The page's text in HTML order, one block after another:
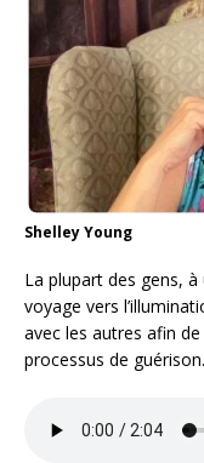
Shelley Young
La plupart des gens,
voyage vers
avec les autres afin
processus de